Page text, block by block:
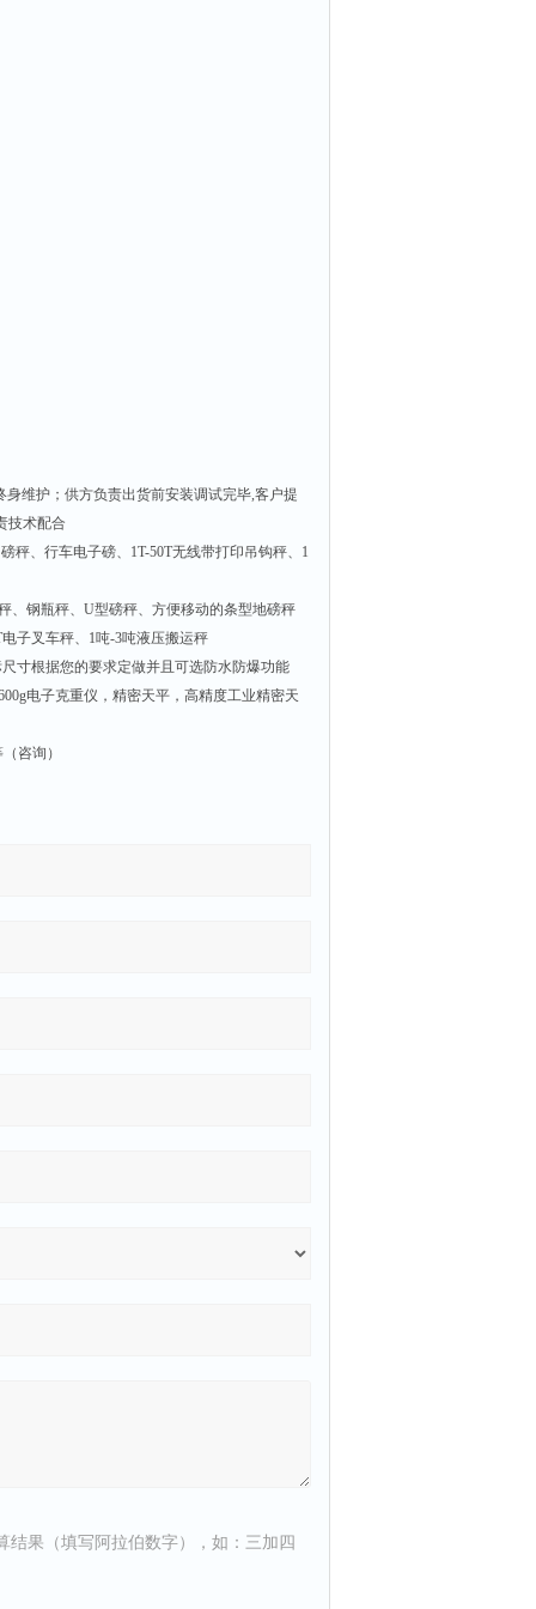
维护；供方负责出货前安装调试完毕,客户提
技术配合
秤、行车电子磅、 1T-50T无线带打印吊钩秤、 1
、钢瓶秤、 U型磅秤、方便移动的条型地磅秤
电子叉车秤、 1吨-3吨液压搬运秤
寸根据您的要求定做并且可选防水防爆功能
电子克重仪，精密天平，高精度工业精密天
咨询）
结果（填写阿拉伯数字），如：三加四